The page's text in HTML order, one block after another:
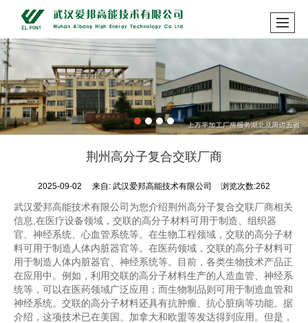
荆州高分子复合交联厂商
2025-09-02 来自:武汉爱邦高能技术有限公司 浏览次数:262
武汉爱邦高能技术有限公司为您介绍荆州高分子复合交联厂商相关
信息,在医疗设备领域，交联的高分子材料可用于制造、组织器
官、神经系统、心血管系统等。在生物工程领域，交联的高分子材
料可用于制造人体内脏器官等。在医药领域，交联的高分子材料可
用于制造人体内脏器官、神经系统等。目前，各类生物技术产品正
在应用中。例如，利用交联的高分子材料生产的人造血管、神经系
统等，可以在医药领域广泛应用；而生物制品则可用于制造血管和
神经系统。交联的高分子材料还具有抗肿瘤、抗心脏病等功能。据
介绍，这项技术已在美国、加拿大和欧盟等发达得到应用。但是，